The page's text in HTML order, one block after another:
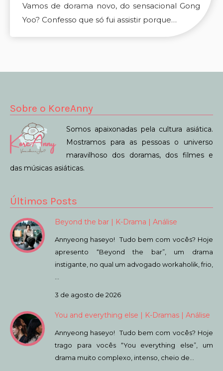
Vamos de dorama novo, do sensacional Gong
Yoo? Confesso que só fui assistir porque…
Sobre o KoreAnny
Somos apaixonadas pela cultura asiática.
Mostramos para as pessoas o universo
maravilhoso dos doramas, dos filmes e
das músicas asiáticas.
Últimos Posts
Beyond the bar | K-Drama | Análise
Annyeong haseyo! Tudo bem com vocês? Hoje
apresento “Beyond the bar”, um drama
instigante, no qual um advogado workaholik, frio,
3 de agosto de 2026
You and everything else | K-Dramas | Análise
Annyeong haseyo! Tudo bem com vocês? Hoje
trago para vocês “You everything else”, um
drama muito complexo, intenso, cheio de…